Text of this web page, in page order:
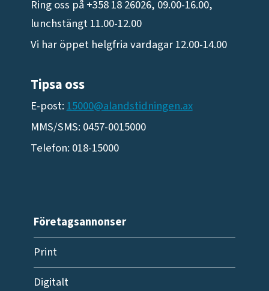
Ring oss på +358 18 26026, 09.00-16.00,
lunchstängt 11.00-12.00
Vi har öppet helgfria vardagar 12.00-14.00
Tipsa oss
E-post:15000@alandstidningen.ax
MMS/SMS: 0457-0015000
Telefon: 018-15000
Företagsannonser
Print
Digitalt